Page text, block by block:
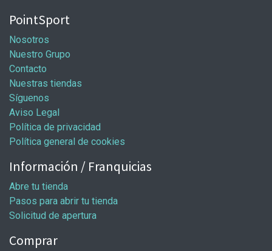
PointSport
Nosotros
Nuestro Grupo
Contacto
Nuestras tiendas
Síguenos
Aviso Legal
Política de privacidad
Política general de cookies
Información / Franquicias
Abre tu tienda
Pasos para abrir tu tienda
Solicitud de apertura
Comprar